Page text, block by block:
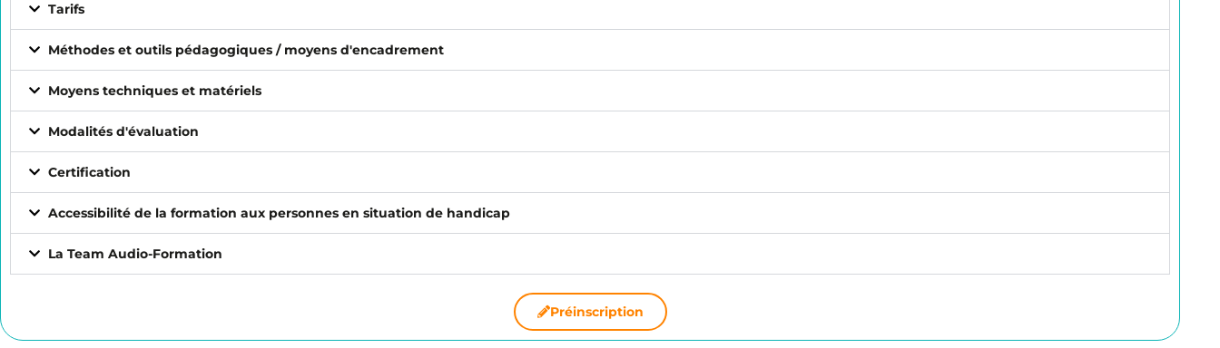
Tarifs
Méthodes et outils pédagogiques / moyens d'encadrement
Moyens techniques et matériels
Modalités d'évaluation
Certification
Accessibilité de la formation aux personnes en situation de handicap
La Team Audio-Formation
Préinscription